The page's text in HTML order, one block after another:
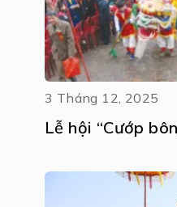
3 Tháng 12, 2025
Lễ hội “Cướp